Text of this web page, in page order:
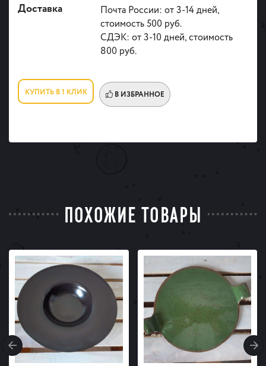
Доставка
Почта России: от 3-14 дней,
стоимость 500 руб.
СДЭК: от 3-10 дней, стоимость
800 руб.
КУПИТЬ В 1 КЛИК В ИЗБРАННОЕ
ПОХОЖИЕ ТОВАРЫ